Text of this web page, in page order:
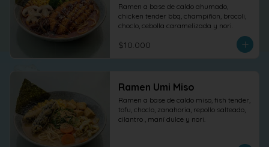
Ramen a base de caldo ahumado,
chicken tender bbq, champiñon, brocoli,
choclo, cebolla caramelizada y nori.
$10.000
Ramen Umi Miso
Ramen a base de caldo miso, fish tender,
tofu, choclo, zanahoria, repollo salteado,
cilantro , maní dulce y nori.